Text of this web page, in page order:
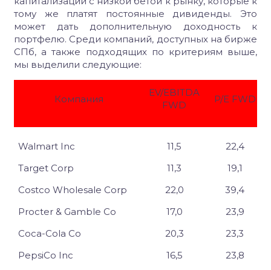
тому же платят постоянные дивиденды. Это
может дать дополнительную доходность к
портфелю. Среди компаний, доступных на бирже
СПб, а также подходящих по критериям выше,
мы выделили следующие:
Компания
EV/EBITDA
FWD
P/E FWD
Walmart Inc 11,5
22,4
Target Corp
11,3
19,1
Costco Wholesale Corp
22,0
39,4
Procter & Gamble Co
17,0
23,9
Coca-Cola Co
20,3
23,3
PepsiCo Inc
16,5
23,8